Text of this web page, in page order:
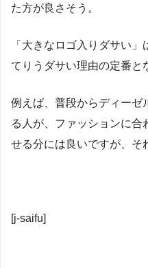
た方が良さそう。
「大きなロゴ入りダサい
てりうダサい理由の定番と
例えば、普段からディーゼ
る人が、ファッションに合
せる分には良いですが、そ
[j-saifu]